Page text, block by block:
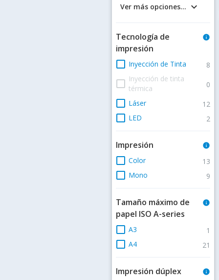
keyboard_arrow_down
Ver más opciones...
Tecnología de
impresión
info
check_box_outline_blank Inyección de Tinta 8
check_box_outline_blank Inyección de tinta
térmica
0
check_box_outline_blank Láser 12
check_box_outline_blank LED 2
Impresión info
check_box_outline_blank Color 13
check_box_outline_blank Mono 9
Tamaño máximo de
papel ISO A-series
info
check_box_outline_blank A3 1
check_box_outline_blank A4 21
Impresión dúplex info